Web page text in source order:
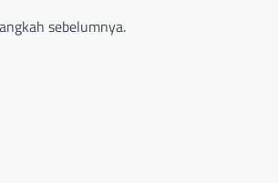
sebelumnya.